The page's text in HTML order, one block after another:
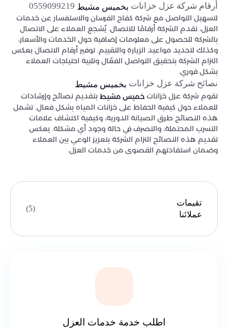
أرقام شركة عزل خزانات بخميس مشيط
لتسهيل التواصل مع شركة كفاح الفرسان والاستفسار عن خدمات
العزل، تقدم الشركة أرقامًا للاتصال. يُشجع العملاء على الاتصال
بالشركة للحصول على معلومات إضافية حول الخدمات والأسعار،
وكذلك لتحديد مواعيد الزيارة والتقييم. توفير أرقام الاتصال يعكس
التزام الشركة بتحقيق التواصل الفعّال وتلبية احتياجات العملاء
بشكل فوري.
نصائح شركة عزل خزانات بخميس مشيط
تقوم شركة عزل خزانات خميس مشيط بتقديم نصائح وإرشادات
للعملاء حول كيفية الحفاظ على خزانات المياه بشكل فعال. تشمل
هذه النصائح طرق الصيانة الدورية، وكيفية اكتشاف علامات
التسرب المحتملة، والتصرف في حالة وجود أي مشكلة. يعكس
تقديم هذه النصائح التزام الشركة بتعزيز الوعي بين العملاء
وضمان استفادتهم القصوى من خدمات العزل.
تقيمات
عملائنا
(5)
اطلب خدمة خدمات العزل